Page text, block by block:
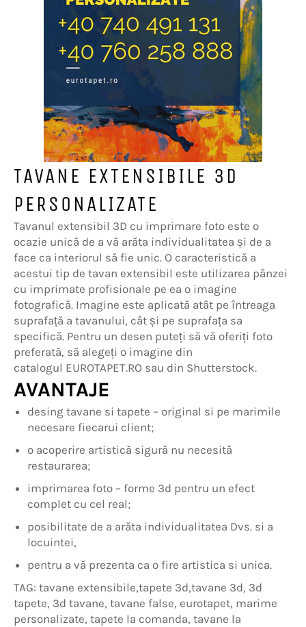
TAVANE EXTENSIBILE 3D
PERSONALIZATE
Tavanul extensibil 3D cu imprimare foto este o
ocazie unică de a vă arăta individualitatea și de a
face ca interiorul să fie unic. O caracteristică a
acestui tip de tavan extensibil este utilizarea pânzei
cu imprimate profisionale pe ea o imagine
fotografică. Imagine este aplicată atât pe întreaga
suprafață a tavanului, cât și pe suprafața sa
specifică. Pentru un desen puteți să vă oferiți foto
preferată, să alegeți o imagine din
catalogul EUROTAPET.RO sau din Shutterstock.
AVANTAJE
desing tavane si tapete – original si pe marimile
necesare fiecarui client;
o acoperire artistică sigură nu necesită
restaurarea;
imprimarea foto – forme 3d pentru un efect
complet cu cel real;
posibilitate de a arăta individualitatea Dvs. si a
locuintei,
pentru a vă prezenta ca o fire artistica si unica.
TAG: tavane extensibile,tapete 3d,tavane 3d, 3d
tapete, 3d tavane, tavane false, eurotapet, marime
personalizate, tapete la comanda, tavane la